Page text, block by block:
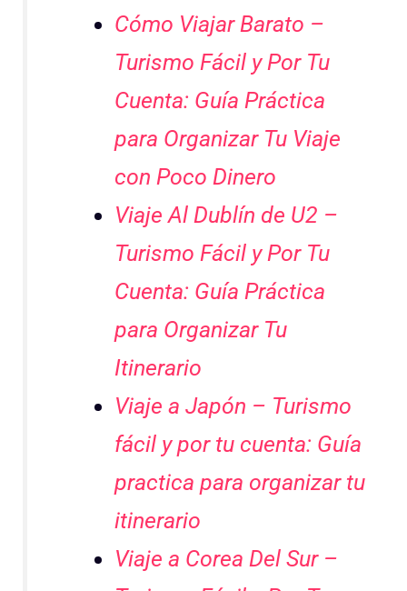
Cómo Viajar Barato –
Turismo Fácil y Por Tu
Cuenta: Guía Práctica
para Organizar Tu Viaje
con Poco Dinero
Viaje Al Dublín de U2 –
Turismo Fácil y Por Tu
Cuenta: Guía Práctica
para Organizar Tu
Itinerario
Viaje a Japón – Turismo
fácil y por tu cuenta: Guía
practica para organizar tu
itinerario
Viaje a Corea Del Sur –